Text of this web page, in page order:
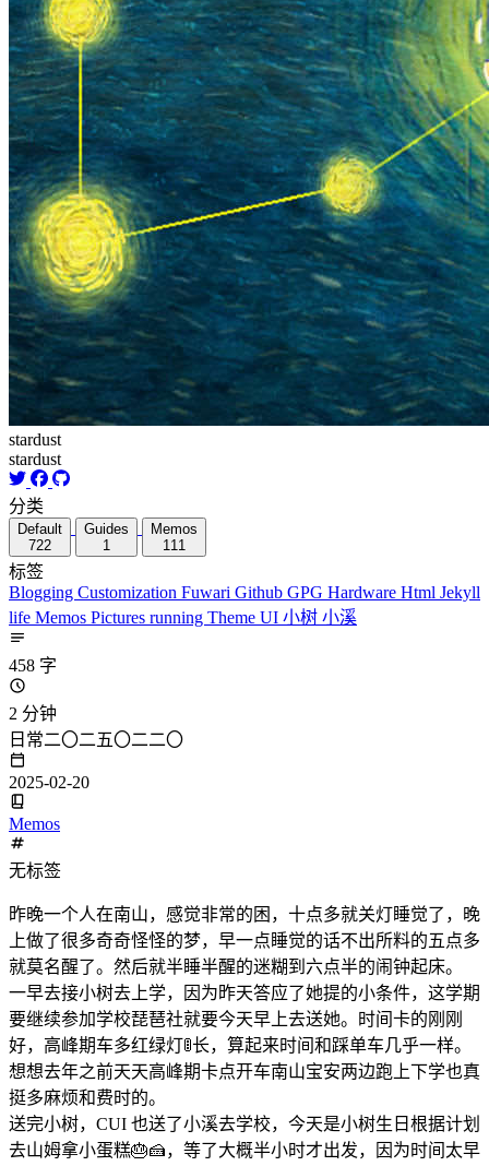
stardust
stardust
分类
Default
722
Guides
1
Memos
111
标签
Blogging Customization Fuwari Github GPG Hardware Html Jekyll
life Memos Pictures running Theme UI 小树 小溪
458 字
2 分钟
日常二〇二五〇二二〇
2025-02-20
Memos
无标签
昨晚一个人在南山，感觉非常的困，十点多就关灯睡觉了，晚
上做了很多奇奇怪怪的梦，早一点睡觉的话不出所料的五点多
就莫名醒了。然后就半睡半醒的迷糊到六点半的闹钟起床。
一早去接小树去上学，因为昨天答应了她提的小条件，这学期
要继续参加学校琵琶社就要今天早上去送她。时间卡的刚刚
好，高峰期车多红绿灯🚦长，算起来时间和踩单车几乎一样。
想想去年之前天天高峰期卡点开车南山宝安两边跑上下学也真
挺多麻烦和费时的。
送完小树，CUI 也送了小溪去学校，今天是小树生日根据计划
去山姆拿小蛋糕🎂🍰，等了大概半小时才出发，因为时间太早